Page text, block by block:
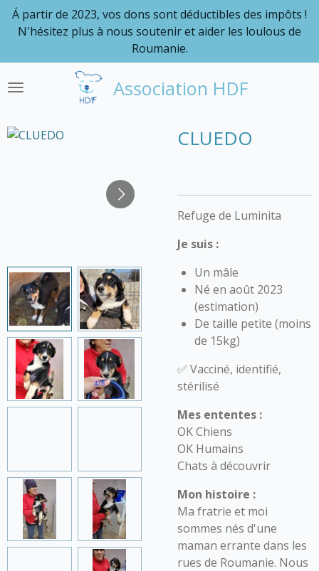
Passer
principal
Association HDF
Á partir de 2023, vos dons sont déductibles des impôts !
N'hésitez plus à nous soutenir et aider les loulous de
Roumanie.
CLUEDO
Refuge de Luminita
Je suis :
Un mâle
Né en août 2023
(estimation)
De taille petite (moins
de 15kg)
✅ Vacciné, identifié,
stérilisé
Mes ententes :
OK Chiens
OK Humains
Chats à découvrir
Mon histoire :
Ma fratrie et moi
sommes nés d'une
maman errante dans les
rues de Roumanie. Nous